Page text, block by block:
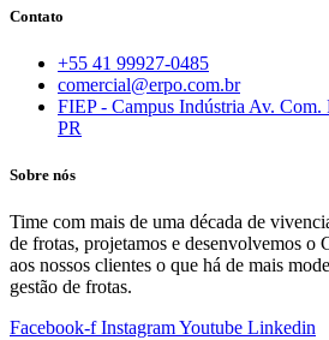
Contato
+55 41 99927-0485
comercial@erpo.com.br
FIEP - Campus Indústria Av.
PR
Sobre nós
Time com mais de uma década de
de frotas, projetamos e desenvolvemos o
aos nossos clientes o que há de mais
gestão de frotas.
Facebook-f InstagramYoutube Linkedin